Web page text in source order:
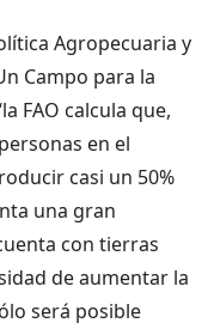
Agropecuaria y
Campo para la
FAO calcula que,
en el
casi un 50%
una gran
con tierras
de aumentar la
será posible